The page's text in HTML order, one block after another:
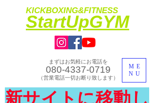
KICKBOXING&FITNESS
​StartUpGYM
ME
NU
まずはお気軽にお電話を
080-4337-0719
​（営業電話一切お断り致します）
​体験入会実施中
新サイトに移動し